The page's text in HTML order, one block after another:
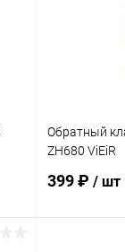
Обратный
ZH680 ViEiR
399 ₽ / шт